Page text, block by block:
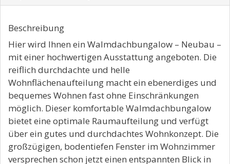
Beschreibung
Hier wird Ihnen ein Walmdachbungalow – Neubau –
mit einer hochwertigen Ausstattung angeboten. Die
reiflich durchdachte und helle
Wohnflächenaufteilung macht ein ebenerdiges und
bequemes Wohnen fast ohne Einschränkungen
möglich. Dieser komfortable Walmdachbungalow
bietet eine optimale Raumaufteilung und verfügt
über ein gutes und durchdachtes Wohnkonzept. Die
großzügigen, bodentiefen Fenster im Wohnzimmer
versprechen schon jetzt einen entspannten Blick in